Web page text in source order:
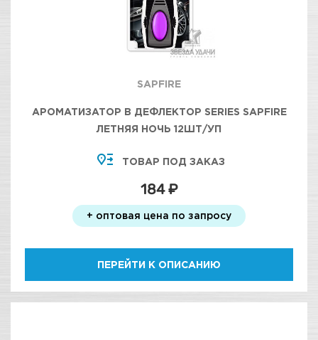
SAPFIRE
АРОМАТИЗАТОР В ДЕФЛЕКТОР SERIES SAPFIRE
ЛЕТНЯЯ НОЧЬ 12ШТ/УП
ТОВАР ПОД ЗАКАЗ
184 ₽
+ оптовая цена по запросу
ПЕРЕЙТИ К ОПИСАНИЮ